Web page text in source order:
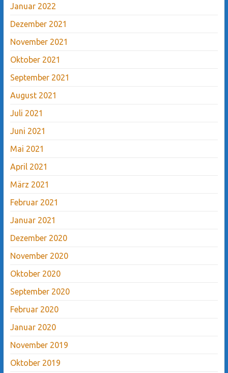
Januar 2022
Dezember 2021
November 2021
Oktober 2021
September 2021
August 2021
Juli 2021
Juni 2021
Mai 2021
April 2021
März 2021
Februar 2021
Januar 2021
Dezember 2020
November 2020
Oktober 2020
September 2020
Februar 2020
Januar 2020
November 2019
Oktober 2019